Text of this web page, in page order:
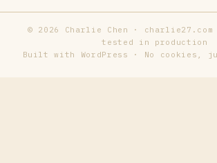
© 2026 Charlie Chen ·
tested in production
Built with WordPress · No cookies,